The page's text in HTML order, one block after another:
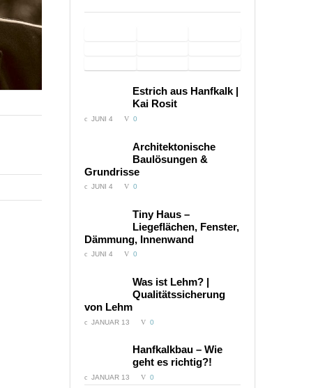
Hof |
Dokumentarfilmfür
Kinderwägen
Hamam
in Burg
Satzvey
Euronics
Service
– 22
Wasserauflage
– Imagefilm
Trainingsmethode
von M. Norbekov
Sonarbehandlung
– Imagefilm
music
video –
Estrich aus Hanfkalk |
Kai Rosit
JUNI 4
COMMENTS:
0
Architektonische
Baulösungen &
Grundrisse
JUNI 4
COMMENTS:
0
Tiny Haus –
Liegeflächen, Fenster,
Dämmung, Innenwand
JUNI 4
COMMENTS:
0
Was ist Lehm? |
Qualitätssicherung
von Lehm
JANUAR 13
COMMENTS:
0
Hanfkalkbau – Wie
geht es richtig?!
JANUAR 13
COMMENTS:
0